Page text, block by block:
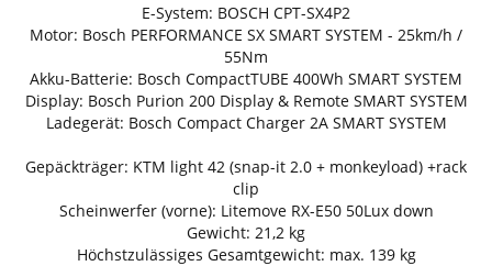
E-System: BOSCH CPT-SX4P2
Motor: Bosch PERFORMANCE SX SMART SYSTEM - 25km/h /
55Nm
Akku-Batterie: Bosch CompactTUBE 400Wh SMART SYSTEM
Display: Bosch Purion 200 Display & Remote SMART SYSTEM
Ladegerät: Bosch Compact Charger 2A SMART SYSTEM
Gepäckträger: KTM light 42 (snap-it 2.0 + monkeyload) +rack
clip
Scheinwerfer (vorne): Litemove RX-E50 50Lux down
Gewicht: 21,2 kg
Höchstzulässiges Gesamtgewicht: max. 139 kg